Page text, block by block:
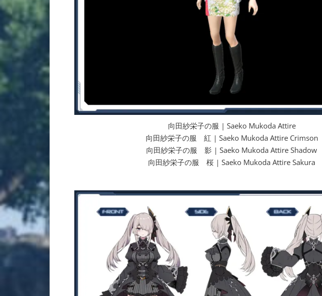
向田紗栄子の服 | Saeko Mukoda Attire
向田紗栄子の服 紅 | Saeko Mukoda Attire Crimson
向田紗栄子の服 影 | Saeko Mukoda Attire Shadow
向田紗栄子の服 桜 | Saeko Mukoda Attire Sakura